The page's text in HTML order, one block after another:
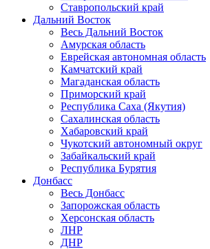
Ставропольский край
Дальний Восток
Весь Дальний Восток
Амурская область
Еврейская автономная область
Камчатский край
Магаданская область
Приморский край
Республика Саха (Якутия)
Сахалинская область
Хабаровский край
Чукотский автономный округ
Забайкальский край
Республика Бурятия
Донбасс
Весь Донбасс
Запорожская область
Херсонская область
ЛНР
ДНР